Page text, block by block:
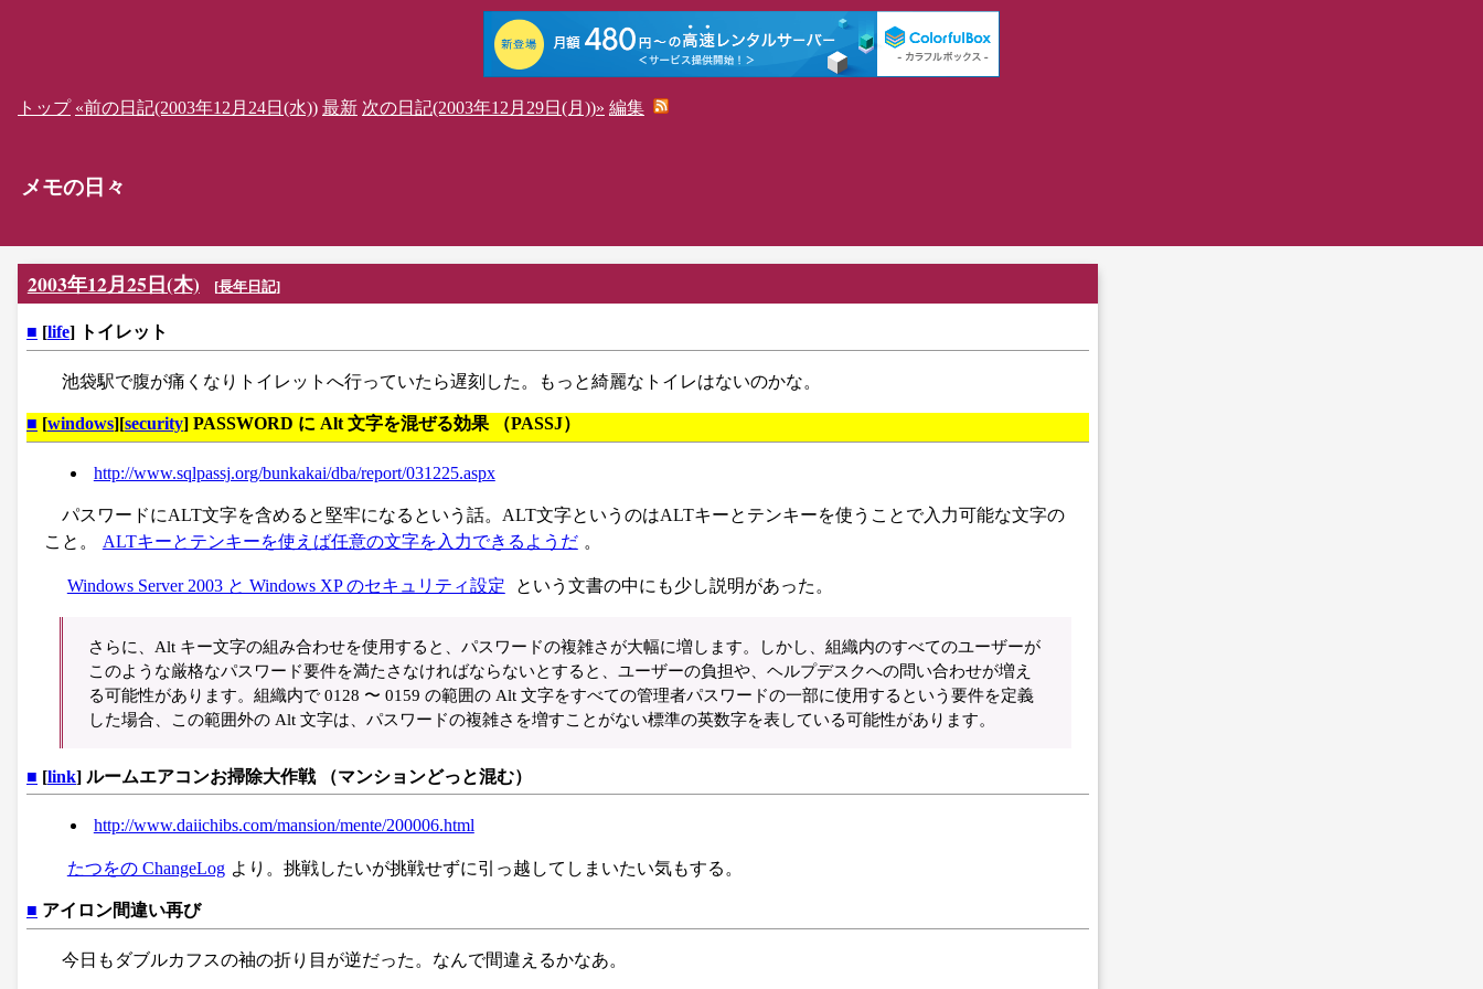
トップ «前の日記(2003年12月24日(水)) 最新 次の日記(2003年12月29日(月))» 編集
メモの日々
2003年12月25日(木) [長年日記]
■ [life] トイレット
池袋駅で腹が痛くなりトイレットへ行っていたら遅刻した。もっと綺麗なトイレはないのかな。
■ [windows][security] PASSWORD に Alt 文字を混ぜる効果 （PASSJ）
http://www.sqlpassj.org/bunkakai/dba/report/031225.aspx
パスワードにALT文字を含めると堅牢になるという話。ALT文字というのはALTキーとテンキーを使うことで入力可能な文字の
こと。
ALTキーとテンキーを使えば任意の文字を入力できるようだ 。
Windows Server 2003 と Windows XP のセキュリティ設定 という文書の中にも少し説明があった。
さらに、Alt キー文字の組み合わせを使用すると、パスワードの複雑さが大幅に増します。しかし、組織内のすべてのユーザーが
このような厳格なパスワード要件を満たさなければならないとすると、ユーザーの負担や、ヘルプデスクへの問い合わせが増え
る可能性があります。組織内で 0128 〜 0159 の範囲の Alt 文字をすべての管理者パスワードの一部に使用するという要件を定義
した場合、この範囲外の Alt 文字は、パスワードの複雑さを増すことがない標準の英数字を表している可能性があります。
■ [link] ルームエアコンお掃除大作戦 （マンションどっと混む）
http://www.daiichibs.com/mansion/mente/200006.html
たつをの ChangeLog より。挑戦したいが挑戦せずに引っ越してしまいたい気もする。
■ アイロン間違い再び
今日もダブルカフスの袖の折り目が逆だった。なんで間違えるかなあ。